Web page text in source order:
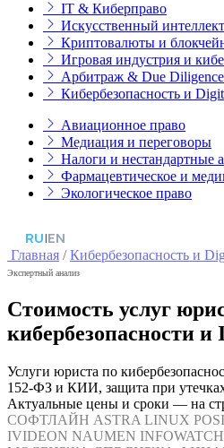
IT & Киберправо
Искусственный
Криптовалюты и
Игровая индустрия и
Арбитраж & Due Diligence
Кибербезопасность и
Авиационное право
Медиация и переговоры
Налоги и нестандартные
Фармацевтическое и
Экологическое право
RU|EN
Главная /Кибербезопасность и
Экспертный анализ
Стоимость услуг
кибербезопасности и
Услуги юриста по
152-ФЗ и КИИ, защита при
Актуальные цены и сроки — на
СОФТЛАЙН ASTRA LINUX
IVIDEON NAUMEN INFOWATCH